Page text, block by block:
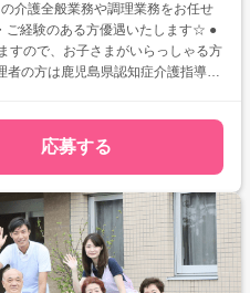
介護全般業務や調理業務をお任せ
ご経験のある方優遇いたします☆ ●
すので、お子さまがいらっしゃる方
者の方は鹿児島県認知症介護指導者
応募する